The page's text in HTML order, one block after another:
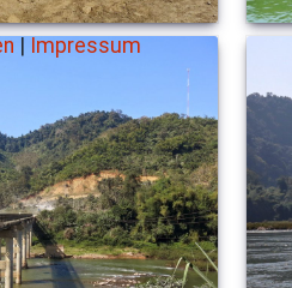
Impressum